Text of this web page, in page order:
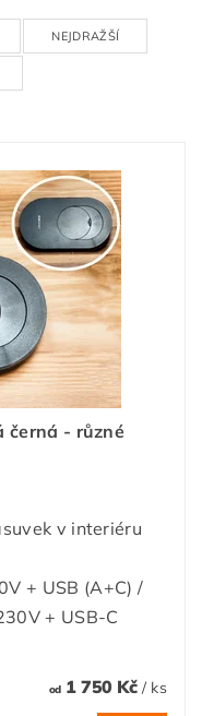
NEJDRAŽŠÍ
černá - různé
v interiéru
+ USB (A+C) /
+ USB-C
od1 750 Kč / ks